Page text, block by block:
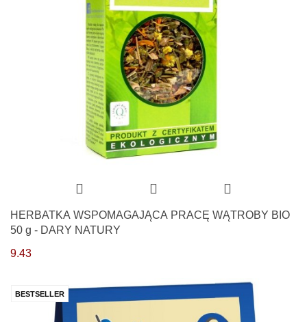
HERBATKA WSPOMAGAJĄCA PRACĘ WĄTROBY BIO
50 g - DARY NATURY
9.43
BESTSELLER